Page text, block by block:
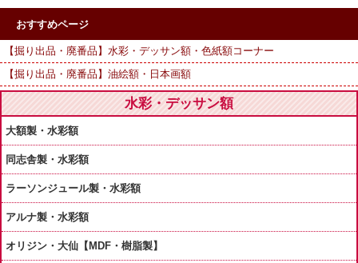
おすすめページ
【掘り出品・廃番品】水彩・デッサン額・色紙額コーナー
【掘り出品・廃番品】油絵額・日本画額
水彩・デッサン額
大額製・水彩額
同志舎製・水彩額
ラーソンジュール製・水彩額
アルナ製・水彩額
オリジン・大仙【MDF・樹脂製】